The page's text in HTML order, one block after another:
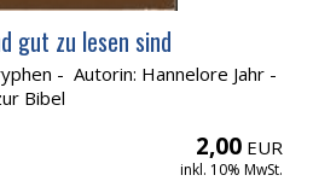
gut zu lesen sind
- Autorin: Hannelore Jahr -
Bibel
2,00 EUR
inkl. 10% MwSt.